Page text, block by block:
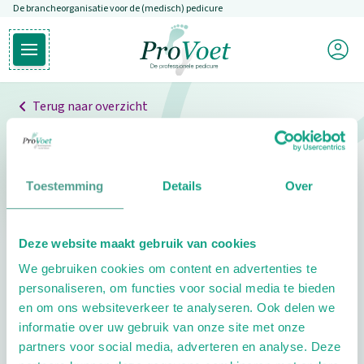
Toestemming Details Over
Deze website maakt gebruik van cookies
We gebruiken cookies om content en advertenties te
personaliseren, om functies voor social media te bieden
en om ons websiteverkeer te analyseren. Ook delen we
informatie over uw gebruik van onze site met onze
partners voor social media, adverteren en analyse. Deze
Overslaan en naar de inhoud gaan
De brancheorganisatie voor de (medisch) pedicure
Open hoofdmenu
Ga naar de homepagina
Mijn
Terug naar overzicht
Professionals
Pedicure niet gevonden
pedicure.